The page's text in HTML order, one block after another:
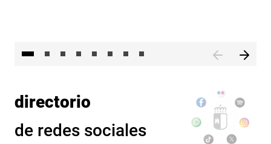
directorio
de redes sociales